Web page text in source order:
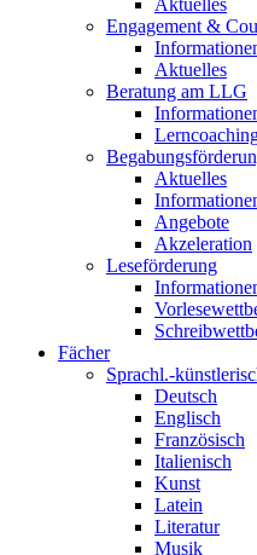
Aktuelles
Engagement &
Aktuelles
Beratung am LLG
Aktuelles
Angebote
Akzeleration
Leseförderung
Fächer
Sprachl.-
Deutsch
Englisch
Französisch
Italienisch
Kunst
Latein
Literatur
Musik